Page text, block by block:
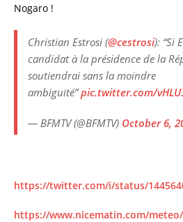
Nogaro !
Christian Estrosi (@cestrosi): “Si
candidat à la présidence de la
soutiendrai sans la moindre
ambiguïté”pic.twitter.com/
— BFMTV (@BFMTV) October 6,
https://twitter.com/i/status/
https://www.nicematin.com/